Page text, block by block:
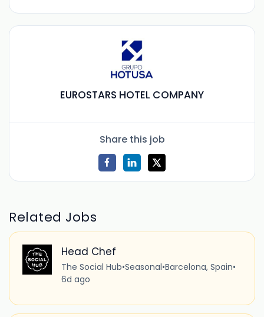
EUROSTARS HOTEL COMPANY
Share this job
Related Jobs
Head Chef
The Social Hub•Seasonal•Barcelona, Spain•
6d ago